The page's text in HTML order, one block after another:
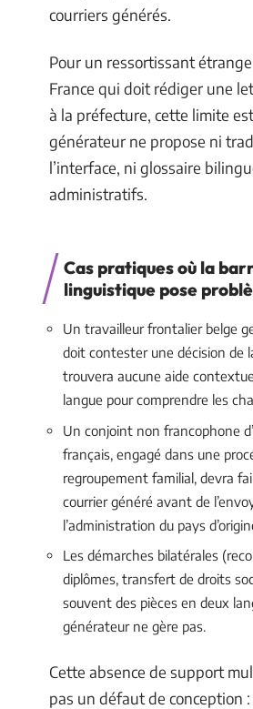
courriers générés.
Pour un ressortissant
France qui doit rédiger une
à la préfecture, cette limite
générateur ne propose ni
l’interface, ni glossaire
administratifs.
Cas pratiques où la
linguistique pose
Un travailleur frontalier belge
doit contester une décision de
trouvera aucune aide
langue pour comprendre les
Un conjoint non francophone
français, engagé dans une
regroupement familial, devra
courrier généré avant de
l’administration du pays
Les démarches bilatérales
diplômes, transfert de droits
souvent des pièces en deux
générateur ne gère pas.
Cette absence de support
pas un défaut de conception :